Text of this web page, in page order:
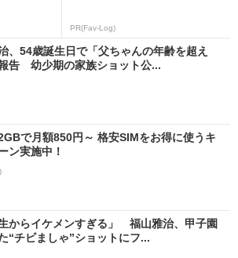
PR(Fav-Log)
、54歳誕生日で「父ちゃんの年齢を超え
告 幼少期の家族ショット公...
で月額850円～ 格安SIMをお得に使うキ
ン実施中！
生からイケメンすぎる」 福山雅治、甲子園
“チビましゃ”ショットにフ...